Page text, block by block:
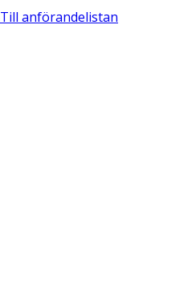
Till anförandelistan